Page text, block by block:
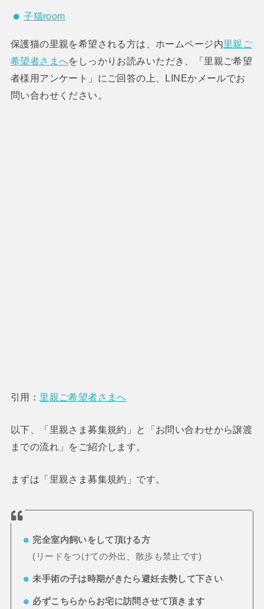
子猫room
保護猫の里親を希望される方は、ホームページ内里親ご
希望者さまへをしっかりお読みいただき、「里親ご希望
者様用アンケート」にご回答の上、LINEかメールでお
問い合わせください。
引用： 里親ご希望者さまへ
以下、「里親さま募集規約」と「お問い合わせから譲渡
までの流れ」をご紹介します。
まずは「里親さま募集規約」です。
完全室内飼いをして頂ける方
(リードをつけての外出、散歩も禁止です)
未手術の子は時期がきたら避妊去勢して下さい
必ずこちらからお宅に訪問させて頂きます